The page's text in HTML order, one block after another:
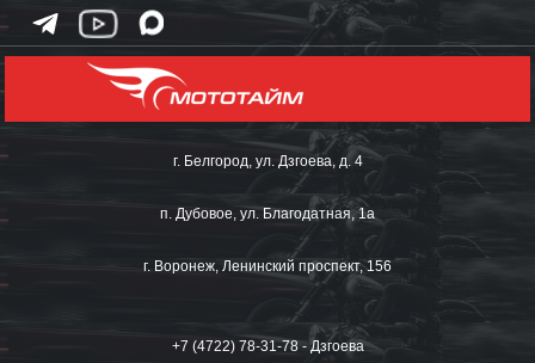
г. Белгород, ул. Дзгоева, д. 4
п. Дубовое, ул. Благодатная, 1а
г. Воронеж, Ленинский проспект, 156
+7 (4722) 78-31-78 - Дзгоева